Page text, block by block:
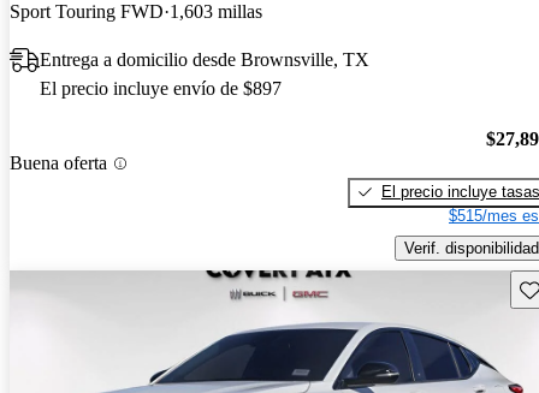
Sport Touring FWD 1,603 millas
Entrega a domicilio desde Brownsville, TX
El precio incluye envío de $897
Buena oferta
El precio incluye tasas
$515/mes
Verif. disponibilidad